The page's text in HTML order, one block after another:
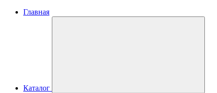
Главная
Каталог